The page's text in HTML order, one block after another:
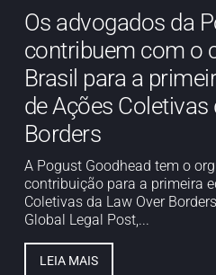
Os advogados da
contribuem com o
Brasil para a
de Ações
Borders
A Pogust Goodhead tem o
contribuição para a primeira
Coletivas da Law Over
Global Legal Post,...
LEIA MAIS